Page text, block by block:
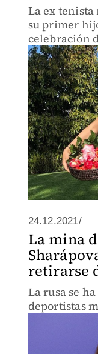
La ex tenista
su primer
celebración
24.12.2021/
La mina
retirarse
La rusa se
deportistas